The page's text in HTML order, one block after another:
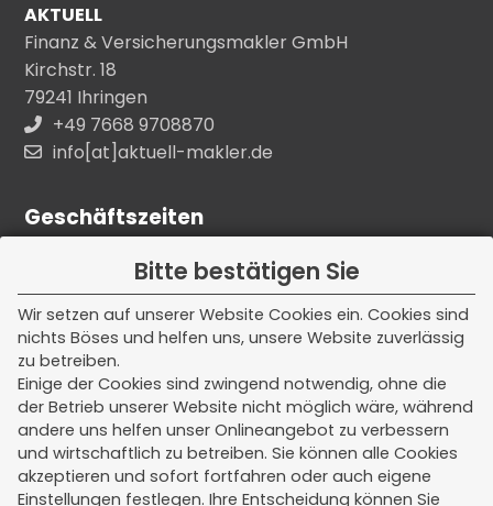
Bitte bestätigen Sie
Wir setzen auf unserer Website Cookies ein. Cookies sind
nichts Böses und helfen uns, unsere Website zuverlässig
zu betreiben.
Einige der Cookies sind zwingend notwendig, ohne die
der Betrieb unserer Website nicht möglich wäre, während
andere uns helfen unser Onlineangebot zu verbessern
und wirtschaftlich zu betreiben. Sie können alle Cookies
akzeptieren und sofort fortfahren oder auch eigene
Einstellungen festlegen. Ihre Entscheidung können Sie
AKTUELL
Finanz & Versicherungsmakler GmbH
Kirchstr. 18
79241 Ihringen
+49 7668 9708870
info[at]aktuell-makler.de
Geschäftszeiten
Unsere Kern - Bürozeiten:
Montag - Freitag
08:00 - 12:00 Uhr
Termine außerhalb dieser Zeiten nach
Vereinbarung.